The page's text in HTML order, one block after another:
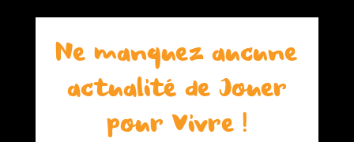
Ne manquez aucune
actualité de Jouer
pour Vivre !